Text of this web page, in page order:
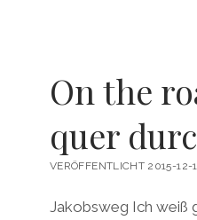
On the
quer
VERÖFFENTLICHT 2015-12-
Jakobsweg Ich weiß